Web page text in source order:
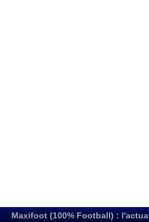
Maxifoot (100% Football) :